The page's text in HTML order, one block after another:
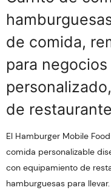
de comida,
para
de restaurante
El Hamburger Mobile
comida personalizable
con equipamiento de
hamburguesas para